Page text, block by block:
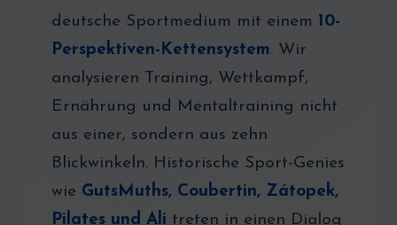
deutsche Sportmedium mit einem 10-
Perspektiven-Kettensystem. Wir
analysieren Training, Wettkampf,
Ernährung und Mentaltraining nicht
aus einer, sondern aus zehn
Blickwinkeln. Historische Sport-Genies
wie GutsMuths, Coubertin, Zátopek,
Pilates und Ali treten in einen Dialog